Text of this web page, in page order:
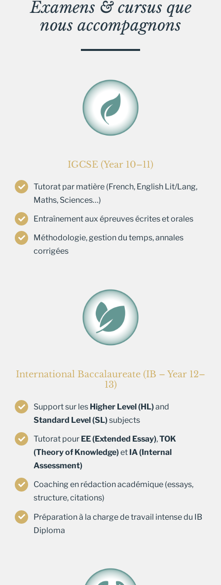
Examens & cursus que
nous accompagnons
IGCSE (Year 10–11)
Tutorat par matière (French, English Lit/Lang,
Maths, Sciences…)
Entraînement aux épreuves écrites et orales
Méthodologie, gestion du temps, annales
corrigées
International Baccalaureate (IB – Year 12–
13)
Support sur les Higher Level (HL)and
Standard Level (SL)subjects
Tutorat pour EE (Extended Essay),TOK
(Theory of Knowledge)et IA (Internal
Assessment)
Coaching en rédaction académique (essays,
structure, citations)
Préparation à la charge de travail intense du IB
Diploma